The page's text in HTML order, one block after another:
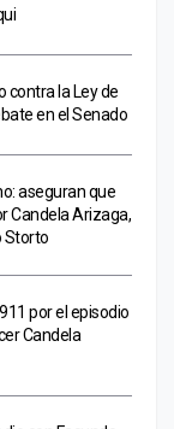
contra la Ley de
en el Senado
aseguran que
Candela Arizaga,
Storto
por el episodio
Candela